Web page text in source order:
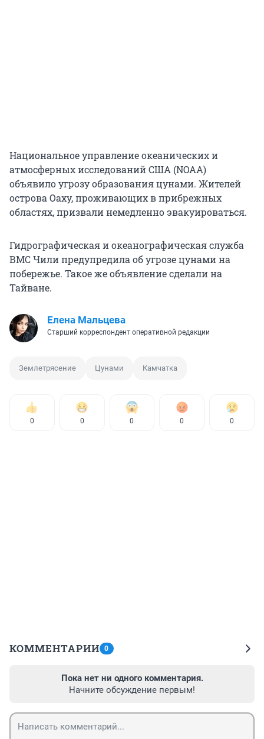
Национальное управление океанических и
атмосферных исследований США (NOAA)
объявило угрозу образования цунами. Жителей
острова Оаху, проживающих в прибрежных
областях, призвали немедленно эвакуироваться.
Гидрографическая и океанографическая служба
ВМС Чили предупредила об угрозе цунами на
побережье. Такое же объявление сделали на
Тайване.
Елена Мальцева
Старший корреспондент оперативной редакции
Землетрясение Цунами Камчатка
0 0 0 0 0
КОММЕНТАРИИ 0
Пока нет ни одного комментария.
Начните обсуждение первым!